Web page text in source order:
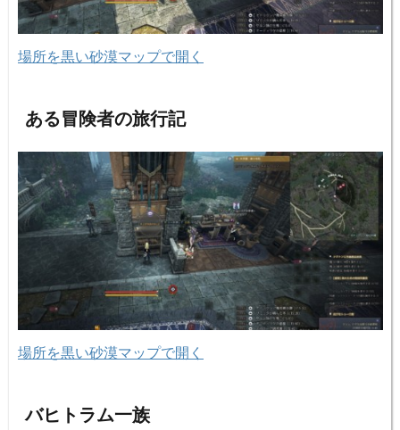
場所を黒い砂漠マップで開く
ある冒険者の旅行記
場所を黒い砂漠マップで開く
バヒトラム一族